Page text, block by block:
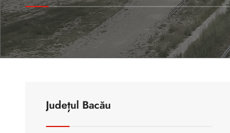
Județul Bacău